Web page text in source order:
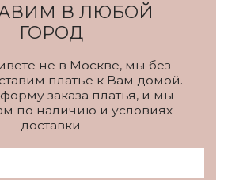
В ЛЮБОЙ
ГОРОД
не в Москве, мы без
платье к Вам домой.
заказа платья, и мы
по наличию и условиях
доставки